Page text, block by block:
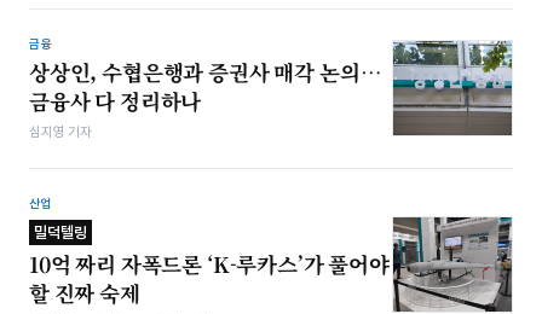
금융
상상인, 수협은행과 증권사 매각 논의…
금융사 다 정리하나
심지영 기자
산업
밀덕텔링
10억 짜리 자폭드론 ‘K-루카스’가 풀어야
할 진짜 숙제